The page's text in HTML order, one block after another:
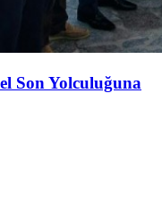
Son Yolculuğuna